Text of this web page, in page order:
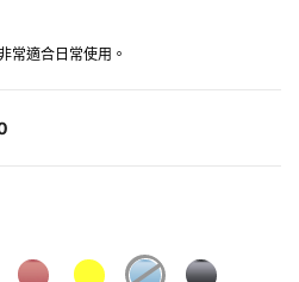
常適合日常使用。